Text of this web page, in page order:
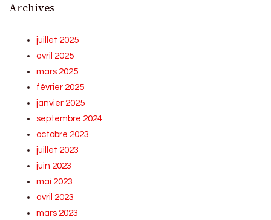
Archives
juillet 2025
avril 2025
mars 2025
février 2025
janvier 2025
septembre 2024
octobre 2023
juillet 2023
juin 2023
mai 2023
avril 2023
mars 2023